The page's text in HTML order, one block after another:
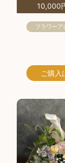
10,000
フラワーア
ご購入